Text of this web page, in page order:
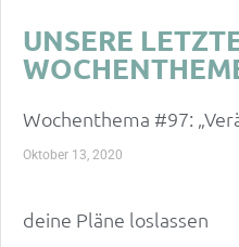
UNSERE
Wochenthema #97:
Oktober 13, 2020
deine Pläne loslassen